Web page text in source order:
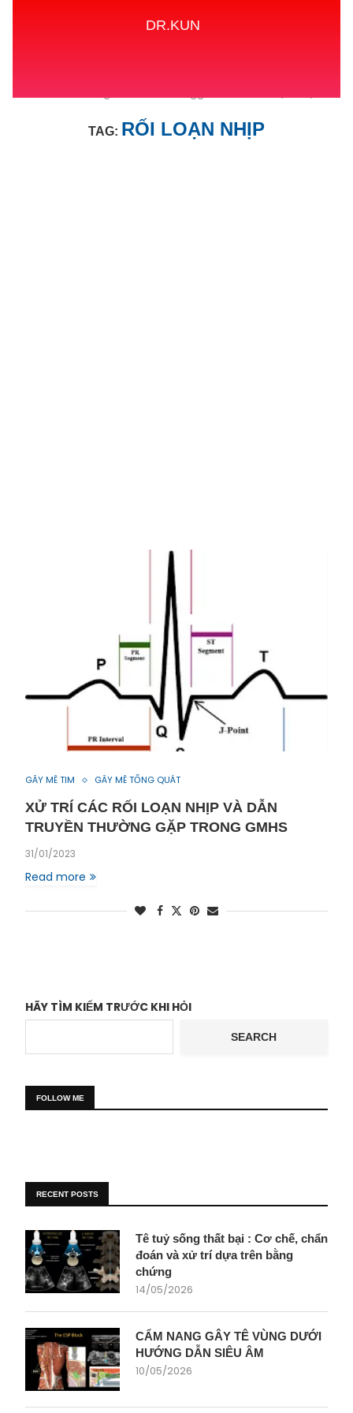
DR.KUN
TAG: RỐI LOẠN NHỊP
GÂY MÊ TIM GÂY MÊ TỔNG QUÁT
XỬ TRÍ CÁC RỐI LOẠN NHỊP VÀ DẪN
TRUYỀN THƯỜNG GẶP TRONG GMHS
31/01/2023
Read more
HÃY TÌM KIẾM TRƯỚC KHI HỎI
SEARCH
FOLLOW ME
RECENT POSTS
Tê tuỷ sống thất bại : Cơ chế, chẩn
đoán và xử trí dựa trên bằng
chứng
14/05/2026
CẨM NANG GÂY TÊ VÙNG DƯỚI
HƯỚNG DẪN SIÊU ÂM
10/05/2026